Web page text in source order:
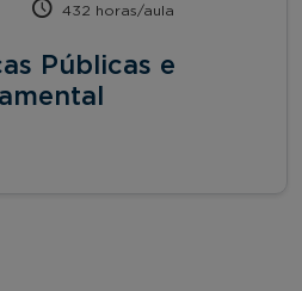
432 horas/aula
Públicas e